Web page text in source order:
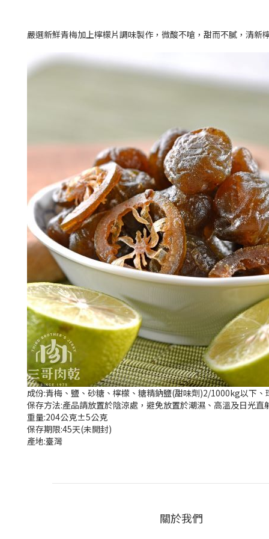
嚴選新鮮青梅加上檸檬片調味製作，微酸不嗆，甜而不膩，清新
成份:青梅、鹽、砂糖、檸檬、糖精鈉鹽(甜味劑)2/1000kg以下
保存方法:產品請放置於陰涼處，避免放置於潮濕、高溫及日光
重量:204公克±5公克
保存期限:45天(未開封)
產地:臺灣
關於我們